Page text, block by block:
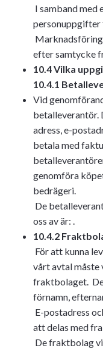
I samband med
efter samtycke
10.4 Vilka
10.4.1
Vid
betalleverantör.
adress, e-
betala med
genomföra
bedrägeri.
De
oss av är: .
10.4.2
För att kunna
vårt avtal måste
fraktbolaget.
förnamn,
E-postadress
att delas med
De fraktbolag